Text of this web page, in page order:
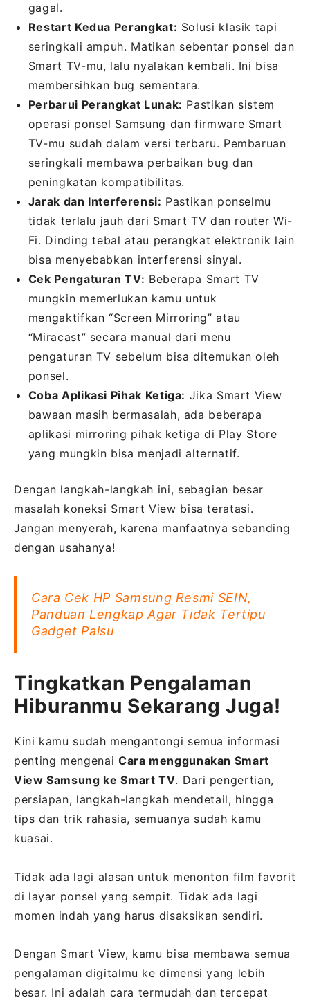
gagal.
Restart Kedua Perangkat: Solusi klasik tapi
seringkali ampuh. Matikan sebentar ponsel dan
Smart TV-mu, lalu nyalakan kembali. Ini bisa
membersihkan bug sementara.
Perbarui Perangkat Lunak: Pastikan sistem
operasi ponsel Samsung dan firmware Smart
TV-mu sudah dalam versi terbaru. Pembaruan
seringkali membawa perbaikan bug dan
peningkatan kompatibilitas.
Jarak dan Interferensi: Pastikan ponselmu
tidak terlalu jauh dari Smart TV dan router Wi-
Fi. Dinding tebal atau perangkat elektronik lain
bisa menyebabkan interferensi sinyal.
Cek Pengaturan TV: Beberapa Smart TV
mungkin memerlukan kamu untuk
mengaktifkan “Screen Mirroring” atau
“Miracast” secara manual dari menu
pengaturan TV sebelum bisa ditemukan oleh
ponsel.
Coba Aplikasi Pihak Ketiga: Jika Smart View
bawaan masih bermasalah, ada beberapa
aplikasi mirroring pihak ketiga di Play Store
yang mungkin bisa menjadi alternatif.
Dengan langkah-langkah ini, sebagian besar
masalah koneksi Smart View bisa teratasi.
Jangan menyerah, karena manfaatnya sebanding
dengan usahanya!
Cara Cek HP Samsung Resmi SEIN,
Panduan Lengkap Agar Tidak Tertipu
Gadget Palsu
Tingkatkan Pengalaman
Hiburanmu Sekarang Juga!
Kini kamu sudah mengantongi semua informasi
penting mengenai Cara menggunakan Smart
View Samsung ke Smart TV. Dari pengertian,
persiapan, langkah-langkah mendetail, hingga
tips dan trik rahasia, semuanya sudah kamu
kuasai.
Tidak ada lagi alasan untuk menonton film favorit
di layar ponsel yang sempit. Tidak ada lagi
momen indah yang harus disaksikan sendiri.
Dengan Smart View, kamu bisa membawa semua
pengalaman digitalmu ke dimensi yang lebih
besar. Ini adalah cara termudah dan tercepat